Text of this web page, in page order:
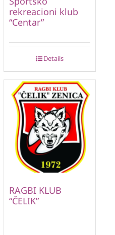
rekreacioni klub
“Centar”
Details
RAGBI KLUB
“ČELIK”